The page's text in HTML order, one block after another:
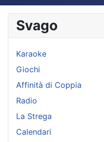
Svago
Karaoke
Giochi
Affinità di Coppia
Radio
La Strega
Calendari